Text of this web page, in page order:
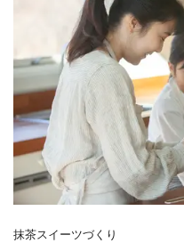
抹茶スイーツづくり